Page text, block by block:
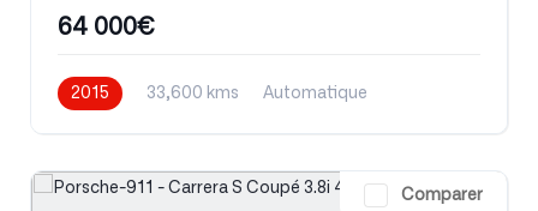
64 000€
2015 33,600 kms
Automatique
Comparer